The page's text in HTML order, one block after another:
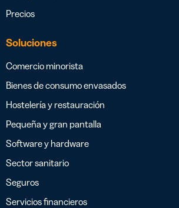
Precios
Soluciones
Comercio minorista
Bienes de consumo envasados
Hostelería y restauración
Pequeña y gran pantalla
Software y hardware
Sector sanitario
Seguros
Servicios financieros